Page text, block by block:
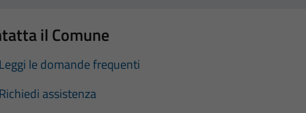
il Comune
Leggi le domande frequenti
Richiedi assistenza